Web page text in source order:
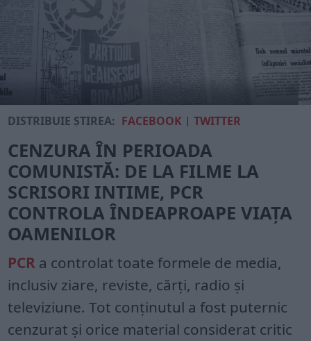
DISTRIBUIE ȘTIREA: FACEBOOK |TWITTER
CENZURA ÎN PERIOADA
COMUNISTĂ: DE LA FILME LA
SCRISORI INTIME, PCR
CONTROLA ÎNDEAPROAPE VIAȚA
OAMENILOR
PCR a controlat toate formele de media,
inclusiv ziare, reviste, cărți, radio și
televiziune. Tot conținutul a fost puternic
cenzurat și orice material considerat critic